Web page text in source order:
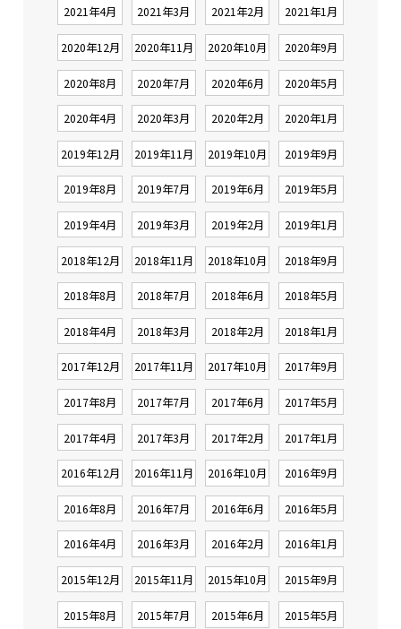
2021年4月 2021年3月 2021年2月 2021年1月
2020年12月 2020年11月 2020年10月 2020年9月
2020年8月 2020年7月 2020年6月 2020年5月
2020年4月 2020年3月 2020年2月 2020年1月
2019年12月 2019年11月 2019年10月 2019年9月
2019年8月 2019年7月 2019年6月 2019年5月
2019年4月 2019年3月 2019年2月 2019年1月
2018年12月 2018年11月 2018年10月 2018年9月
2018年8月 2018年7月 2018年6月 2018年5月
2018年4月 2018年3月 2018年2月 2018年1月
2017年12月 2017年11月 2017年10月 2017年9月
2017年8月 2017年7月 2017年6月 2017年5月
2017年4月 2017年3月 2017年2月 2017年1月
2016年12月 2016年11月 2016年10月 2016年9月
2016年8月 2016年7月 2016年6月 2016年5月
2016年4月 2016年3月 2016年2月 2016年1月
2015年12月 2015年11月 2015年10月 2015年9月
2015年8月 2015年7月 2015年6月 2015年5月